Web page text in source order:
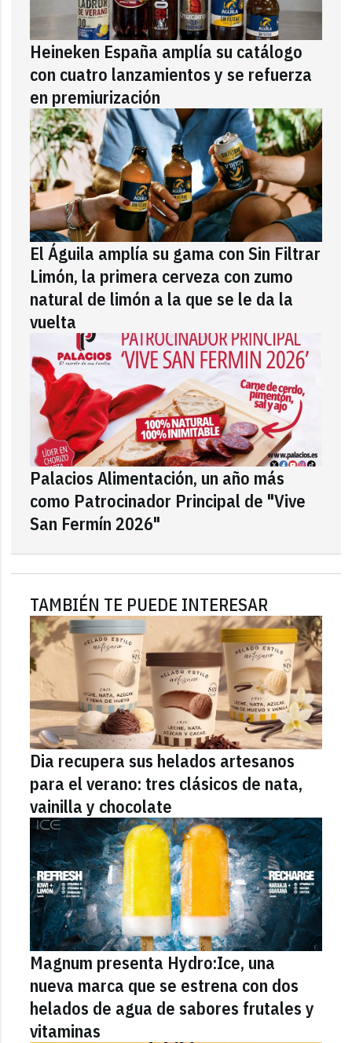
Heineken España amplía su catálogo
con cuatro lanzamientos y se refuerza
en premiurización
El Águila amplía su gama con Sin Filtrar
Limón, la primera cerveza con zumo
natural de limón a la que se le da la
vuelta
Palacios Alimentación, un año más
como Patrocinador Principal de "Vive
San Fermín 2026"
TAMBIÉN TE PUEDE INTERESAR
Dia recupera sus helados artesanos
para el verano: tres clásicos de nata,
vainilla y chocolate
Magnum presenta Hydro:Ice, una
nueva marca que se estrena con dos
helados de agua de sabores frutales y
vitaminas